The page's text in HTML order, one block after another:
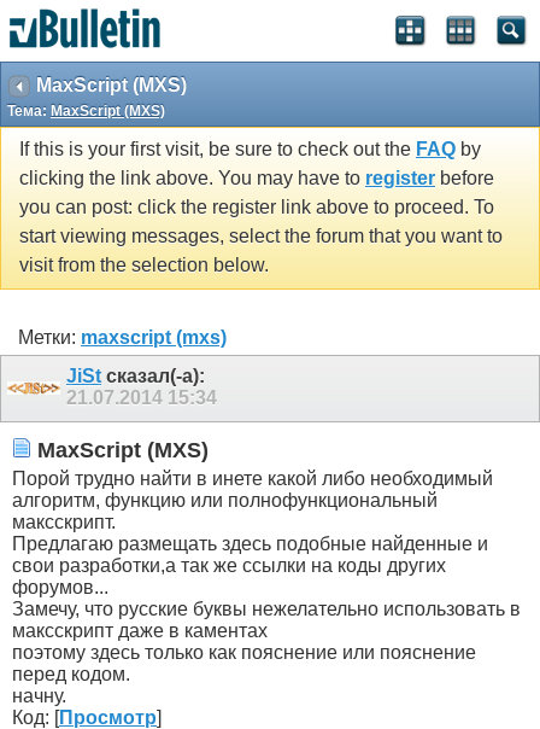
MaxScript (MXS)
Тема: MaxScript (MXS)
If this is your first visit, be sure to check out the FAQ by
clicking the link above. You may have to register before
you can post: click the register link above to proceed. To
start viewing messages, select the forum that you want to
visit from the selection below.
Метки: maxscript (mxs)
JiSt сказал(-а):
21.07.2014 15:34
MaxScript (MXS)
Порой трудно найти в инете какой либо необходимый
алгоритм, функцию или полнофункциональный
максскрипт.
Предлагаю размещать здесь подобные найденные и
свои разработки,а так же ссылки на коды других
форумов...
Замечу, что русские буквы нежелательно использовать в
максскрипт даже в каментах
поэтому здесь только как пояснение или пояснение
перед кодом.
начну.
Код: [Просмотр]